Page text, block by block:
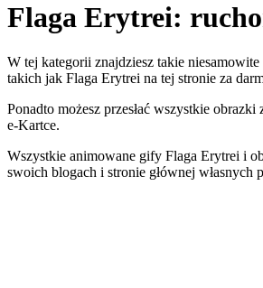
Flaga Erytrei:
W tej kategorii znajdziesz takie
takich jak Flaga Erytrei na tej stronie za
Ponadto możesz przesłać wszystkie
e-Kartce.
Wszystkie animowane gify Flaga Erytrei i
swoich blogach i stronie głównej